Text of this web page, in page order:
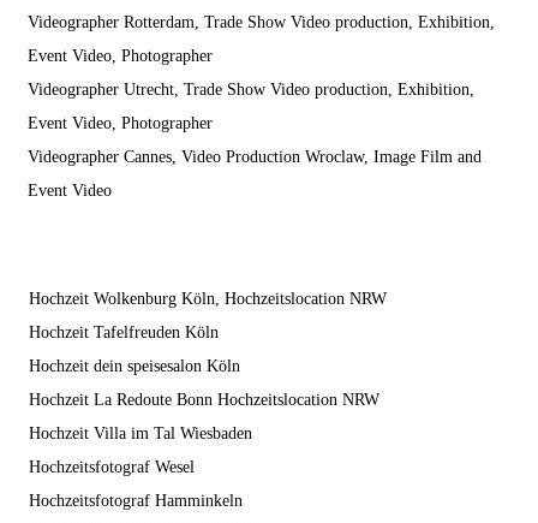
Hochzeit Wolkenburg Köln, Hochzeitslocation NRW
Hochzeit Tafelfreuden Köln
Hochzeit dein speisesalon Köln
Hochzeit La Redoute Bonn Hochzeitslocation NRW
Hochzeit Villa im Tal Wiesbaden
Hochzeitsfotograf Wesel
Hochzeitsfotograf Hamminkeln
Videographer Rotterdam, Trade Show Video production, Exhibition,
Event Video, Photographer
Videographer Utrecht, Trade Show Video production, Exhibition,
Event Video, Photographer
Videographer Cannes, Video Production Wroclaw, Image Film and
Event Video